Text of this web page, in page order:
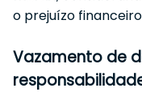
o prejuízo
Vazamento de